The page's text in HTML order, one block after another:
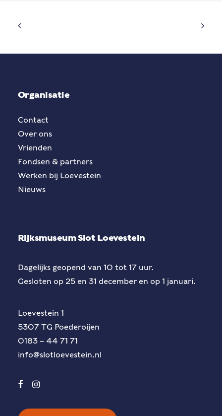
Organisatie
Contact
Over ons
Vrienden
Fondsen & partners
Werken bij Loevestein
Nieuws
Rijksmuseum Slot Loevestein
Dagelijks geopend van 10 tot 17 uur.
Gesloten op 25 en 31 december en op 1 januari.
Loevestein 1
5307 TG Poederoijen
0183 – 44 71 71
info@slotloevestein.nl